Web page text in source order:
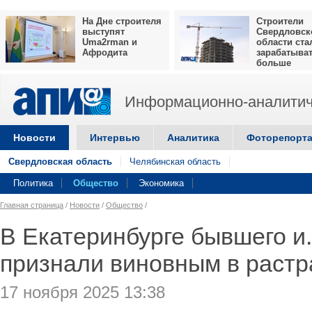
На Дне строителя
выступят
Uma2rman и
Афродита
Строители
области
больше
Информационно-
Новости Интервью Аналитика
Свердловская область Челябинская область
Политика Общество Экономика
Главная страница / Новости / Общество /
В Екатеринбурге бывшего
признали виновным в
17 ноября 2025 13:38